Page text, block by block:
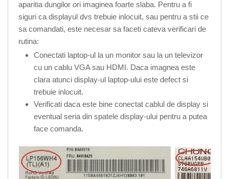
aparitia dungilor ori imaginea foarte slaba. Pentru a fi
siguri ca displayul dvs trebuie inlocuit, sau pentru a stii ce
sa comandati, este necesar sa faceti cateva verificari de
rutina:
Conectati laptop-ul la un monitor sau la un televizor
cu un cablu VGA sau HDMI. Daca imagnea este
clara atunci display-ul laptop-ului este defect si
trebuie inlocuit.
Verificati daca este bine conectat cablul de display si
eventual seria din spatele display-ului pentru a putea
face comanda.